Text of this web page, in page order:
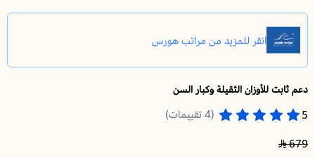
مرتبة سرير طبية 200×100 | سيمبا الترا | مرتبة نفر | داعمة للظهر و مناسبة للأوزان الثقيلة
دعم ثابت للأوزان الثقيلة وكبار السن
5
(4 تقييمات)
679